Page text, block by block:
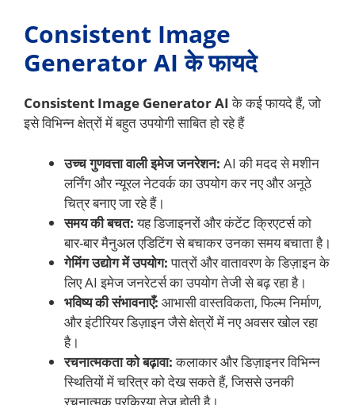
Consistent Image
Generator AI के फायदे
Consistent Image Generator AI के कई फायदे हैं, जो
इसे विभिन्न क्षेत्रों में बहुत उपयोगी साबित हो रहे हैं
उच्च गुणवत्ता वाली इमेज जनरेशन: AI की मदद से मशीन
लर्निंग और न्यूरल नेटवर्क का उपयोग कर नए और अनूठे
चित्र बनाए जा रहे हैं।
समय की बचत:यह डिजाइनरों और कंटेंट क्रिएटर्स को
बार-बार मैनुअल एडिटिंग से बचाकर उनका समय बचाता है।
गेमिंग उद्योग में उपयोग:पात्रों और वातावरण के डिज़ाइन के
लिए AI इमेज जनरेटर्स का उपयोग तेजी से बढ़ रहा है।
भविष्य की संभावनाएँ: आभासी वास्तविकता, फिल्म निर्माण,
और इंटीरियर डिज़ाइन जैसे क्षेत्रों में नए अवसर खोल रहा
है।
रचनात्मकता को बढ़ावा:कलाकार और डिज़ाइनर विभिन्न
स्थितियों में चरित्र को देख सकते हैं, जिससे उनकी
रचनात्मक प्रक्रिया तेज होती है।